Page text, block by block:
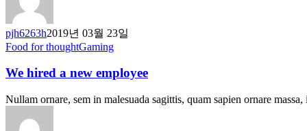
pjh6263h2019년 03월 23일
Food for thoughtGaming
We hired a new employee
Nullam ornare, sem in malesuada sagittis, quam sapien ornare